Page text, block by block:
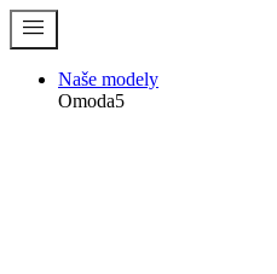
menu
Naše modely
Omoda5